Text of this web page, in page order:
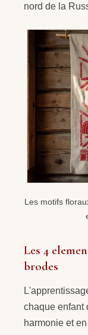
nord de la
Les motifs
Les 4
brodes
chaque enfant
harmonie et